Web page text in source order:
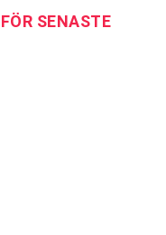
SENASTE